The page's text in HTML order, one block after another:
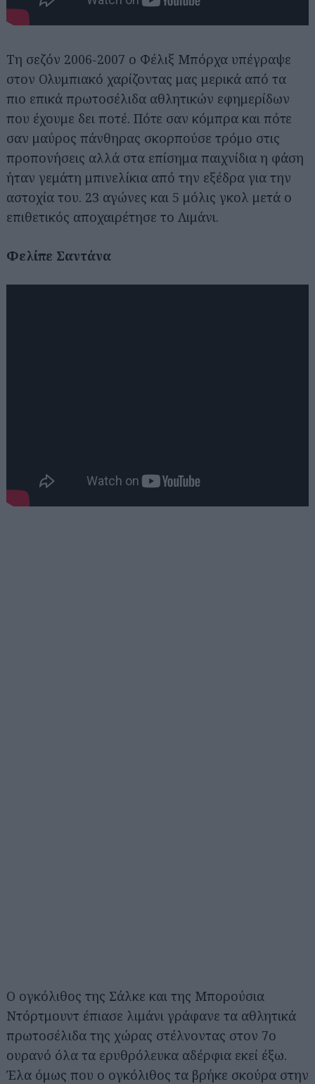
Τη σεζόν 2006-2007 ο Φέλιξ Μπόρχα υπέγραψε
στον Ολυμπιακό χαρίζοντας μας μερικά από τα
πιο επικά πρωτοσέλιδα αθλητικών εφημερίδων
που έχουμε δει ποτέ. Πότε σαν κόμπρα και πότε
σαν μαύρος πάνθηρας σκορπούσε τρόμο στις
προπονήσεις αλλά στα επίσημα παιχνίδια η φάση
ήταν γεμάτη μπινελίκια από την εξέδρα για την
αστοχία του. 23 αγώνες και 5 μόλις γκολ μετά ο
επιθετικός αποχαιρέτησε το Λιμάνι.
Φελίπε Σαντάνα
Ο ογκόλιθος της Σάλκε και της Μπορούσια
Ντόρτμουντ έπιασε λιμάνι γράφανε τα αθλητικά
πρωτοσέλιδα της χώρας στέλνοντας στον 7ο
ουρανό όλα τα ερυθρόλευκα αδέρφια εκεί έξω.
Έλα όμως που ο ογκόλιθος τα βρήκε σκούρα στην